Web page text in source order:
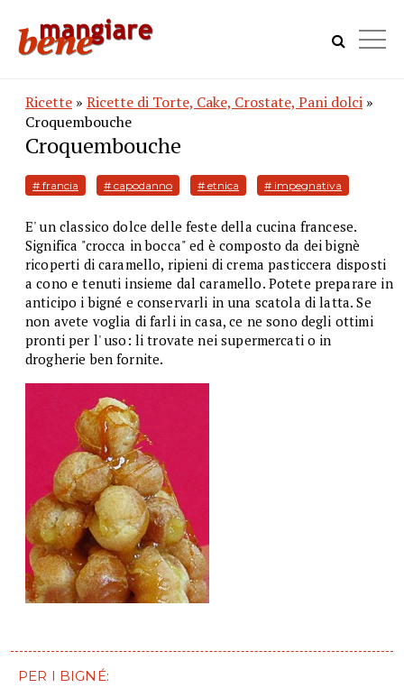
Ricette » Ricette di Torte, Cake, Crostate, Pani dolci »
Croquembouche
Croquembouche
# francia # capodanno # etnica # impegnativa
E' un classico dolce delle feste della cucina francese.
Significa "crocca in bocca" ed è composto da dei bignè
ricoperti di caramello, ripieni di crema pasticcera disposti
a cono e tenuti insieme dal caramello. Potete preparare in
anticipo i bigné e conservarli in una scatola di latta. Se
non avete voglia di farli in casa, ce ne sono degli ottimi
pronti per l' uso: li trovate nei supermercati o in
drogherie ben fornite.
PER I BIGNÉ: